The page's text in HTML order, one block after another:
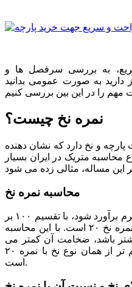
به بررسی سرفصل ها و
دارید به صورت عمومی بدانید
نمره نخ چیست؟
و نخ دارد که نشان دهنده
متریک در ایران بسیار
محاسبه نمره نخ
اگر ۱۰۰ متر از نخ یک لای پنبه، ۵ گرم برآورد شود، با تقسیم ۱۰۰ بر
۵، عدد ۲۰ به دست می آید؛ یعنی نمره نخ ۲۰ است. با این محاسبه
باشد، ضخامت آن کمتر می
شود. یعنی نخی با نمره ۱۰، ضخیم تر از همان نوع نخ با نمره ۲۰
است.